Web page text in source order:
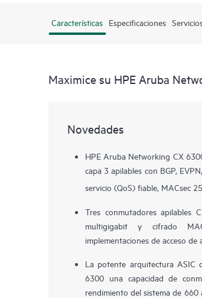
Características Especificaciones
Maximice su HPE Aruba
Novedades
HPE Aruba Networking CX
capa 3 apilables con BGP,
servicio (QoS) fiable, MACsec
Tres conmutadores apilables
multigigabit y cifrado
implementaciones de acceso
La potente arquitectura ASIC
6300 una capacidad de
rendimiento del sistema de